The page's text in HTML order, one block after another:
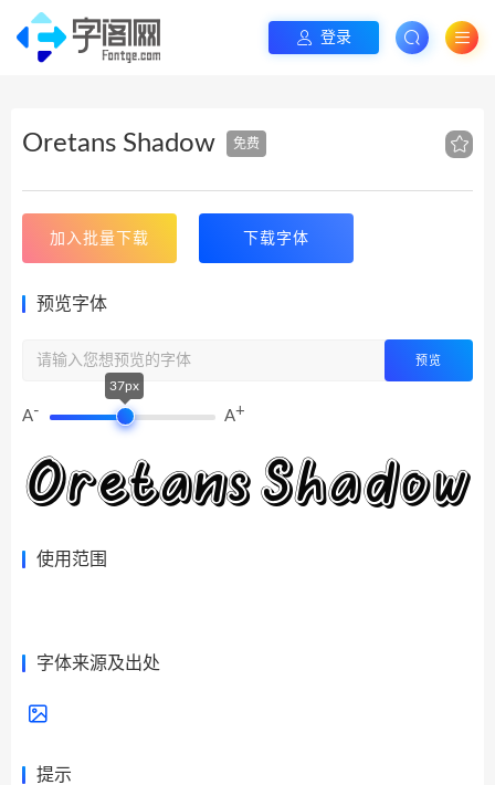
登录
Oretans Shadow 免费
加入批量下载 下载字体
预览字体
预览
A-
37px
A+
使用范围
字体来源及出处
提示